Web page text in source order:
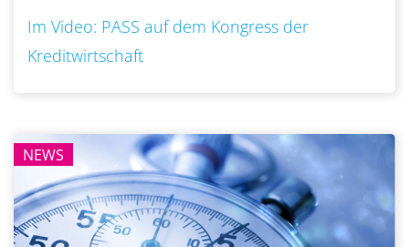
Im Video: PASS auf dem Kongress der
Kreditwirtschaft
NEWS